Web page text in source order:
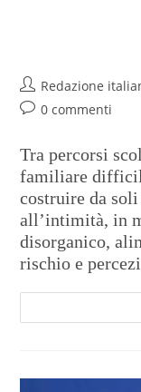
Redazione
0 commenti
Tra percorsi
familiare
costruire da
all’intimità, in
disorganico,
rischio e